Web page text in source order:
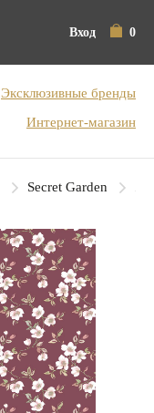
Вход 0
Эксклюзивные бренды
Интернет-магазин
Secret Garden